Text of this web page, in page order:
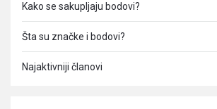
Kako se sakupljaju bodovi?
Šta su značke i bodovi?
Najaktivniji članovi